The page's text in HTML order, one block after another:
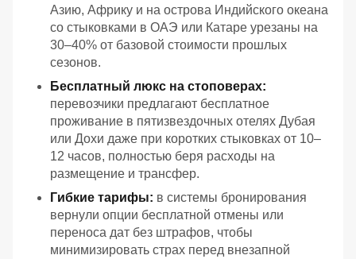
Азию, Африку и на острова Индийского океана
со стыковками в ОАЭ или Катаре урезаны на
30–40% от базовой стоимости прошлых
сезонов.
Бесплатный люкс на стоповерах:
перевозчики предлагают бесплатное
проживание в пятизвездочных отелях Дубая
или Дохи даже при коротких стыковках от 10–
12 часов, полностью беря расходы на
размещение и трансфер.
Гибкие тарифы: в системы бронирования
вернули опции бесплатной отмены или
переноса дат без штрафов, чтобы
минимизировать страх перед внезапной